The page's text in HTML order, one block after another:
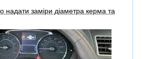
надати заміри діаметра керма та